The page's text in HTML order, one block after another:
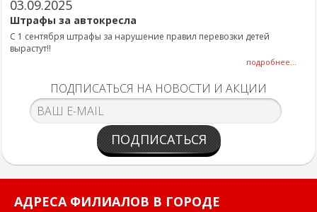
03.09.2025
Штрафы за автокресла
С 1 сентября штрафы за нарушение правил перевозки детей
вырастут!!
подробнее...
ПОДПИСАТЬСЯ НА НОВОСТИ И АКЦИИ
ПОДПИСАТЬСЯ
АДРЕСА ФИЛИАЛОВ В ГОРОДЕ